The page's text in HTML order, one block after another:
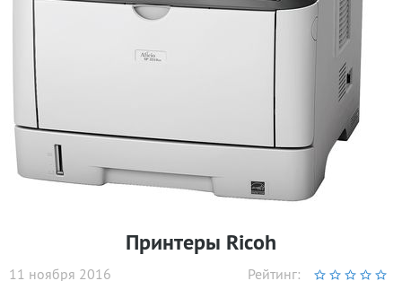
Принтеры Ricoh
11 ноября 2016
Рейтинг: